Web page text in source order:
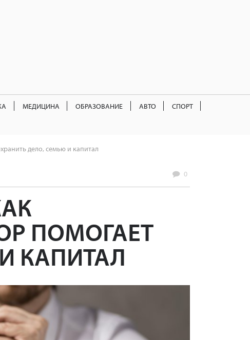
МЕДИЦИНА ОБРАЗОВАНИЕ АВТО СПОРТ
дело, семью и капитал
0
ПОМОГАЕТ
КАПИТАЛ